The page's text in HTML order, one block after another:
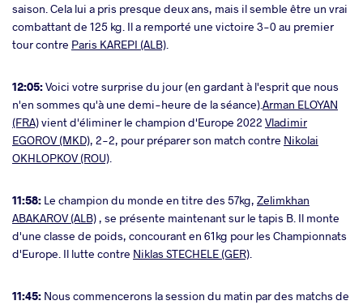
saison. Cela lui a pris presque deux ans, mais il semble être un vrai
combattant de 125 kg. Il a remporté une victoire 3-0 au premier
tour contre Paris KAREPI (ALB).
12:05:Voici votre surprise du jour (en gardant à l'esprit que nous
n'en sommes qu'à une demi-heure de la séance).Arman ELOYAN
(FRA)vient d'éliminer le champion d'Europe 2022 Vladimir
EGOROV (MKD), 2-2, pour préparer son match contre Nikolai
OKHLOPKOV (ROU).
11:58: Le champion du monde en titre des 57kg, Zelimkhan
ABAKAROV (ALB), se présente maintenant sur le tapis B. Il monte
d'une classe de poids, concourant en 61kg pour les Championnats
d'Europe. Il lutte contre Niklas STECHELE (GER).
11:45: Nous commencerons la session du matin par des matchs de